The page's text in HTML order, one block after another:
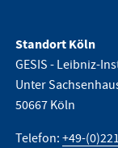
Standort Köln
GESIS - Leibniz-
Unter
50667 Köln
Telefon:+49-